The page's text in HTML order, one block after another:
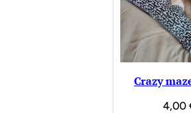
Crazy
4,00